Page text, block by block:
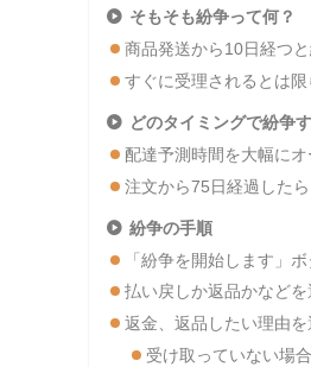
そもそも紛争って何？
商品発送から10日経つ
すぐに受理されるとは限
どのタイミングで紛争
配達予測時間を大幅に
注文から75日経過したら
紛争の手順
「紛争を開始します」
払い戻しか返品かなどを
返金、返品したい理由を
受け取っていない場合